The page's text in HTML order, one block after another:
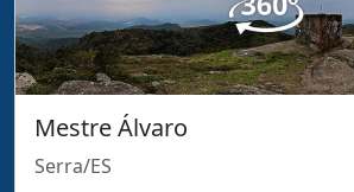
Mestre Álvaro
Serra/ES